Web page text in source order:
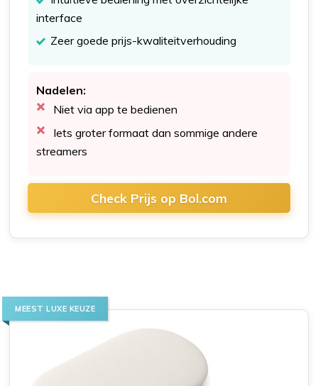
interface
Zeer goede prijs-kwaliteitverhouding
Nadelen:
Niet via app te bedienen
Iets groter formaat dan sommige andere
streamers
Check Prijs op Bol.com
MEEST LUXE KEUZE